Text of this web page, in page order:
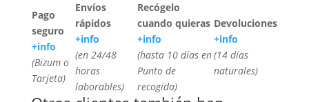
Pago
seguro
+info
(Bizum o
Tarjeta)
Envíos
rápidos
+info
(en 24/48
horas
laborables)
Recógelo
cuando quieras
+info
(hasta 10 días en
Punto de
recogida)
Devoluciones
+info
(14 días
naturales)